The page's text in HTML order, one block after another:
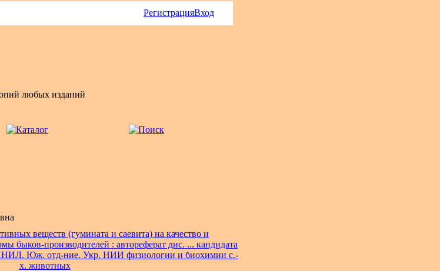
РегистрацияВход
любых изданий
веществ (гумината и саевита) на качество и
быков-производителей : автореферат дис. ... кандидата
Юж. отд-ние. Укр. НИИ физиологии и биохимии с.-
х. животных